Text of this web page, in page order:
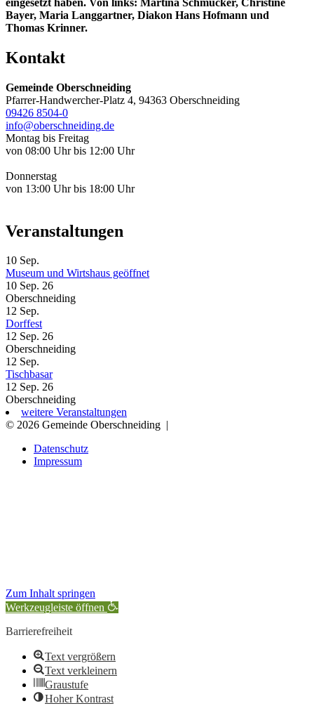
Bayer, Maria Langgartner, Diakon Hans Hofmann und
Thomas Krinner.
Kontakt
Gemeinde Oberschneiding
Pfarrer-Handwercher-Platz 4, 94363 Oberschneiding
09426 8504-0
info@oberschneiding.de
Montag bis Freitag
von 08:00 Uhr bis 12:00 Uhr
Donnerstag
von 13:00 Uhr bis 18:00 Uhr
Veranstaltungen
10 Sep.
Museum und Wirtshaus geöffnet
10 Sep. 26
Oberschneiding
12 Sep.
Dorffest
12 Sep. 26
Oberschneiding
12 Sep.
Tischbasar
12 Sep. 26
Oberschneiding
weitere Veranstaltungen
© 2026 Gemeinde Oberschneiding |
Datenschutz
Impressum
Zum Inhalt springen
Werkzeugleiste öffnen
Barrierefreiheit
Text vergrößern
Text verkleinern
Graustufe
Hoher Kontrast